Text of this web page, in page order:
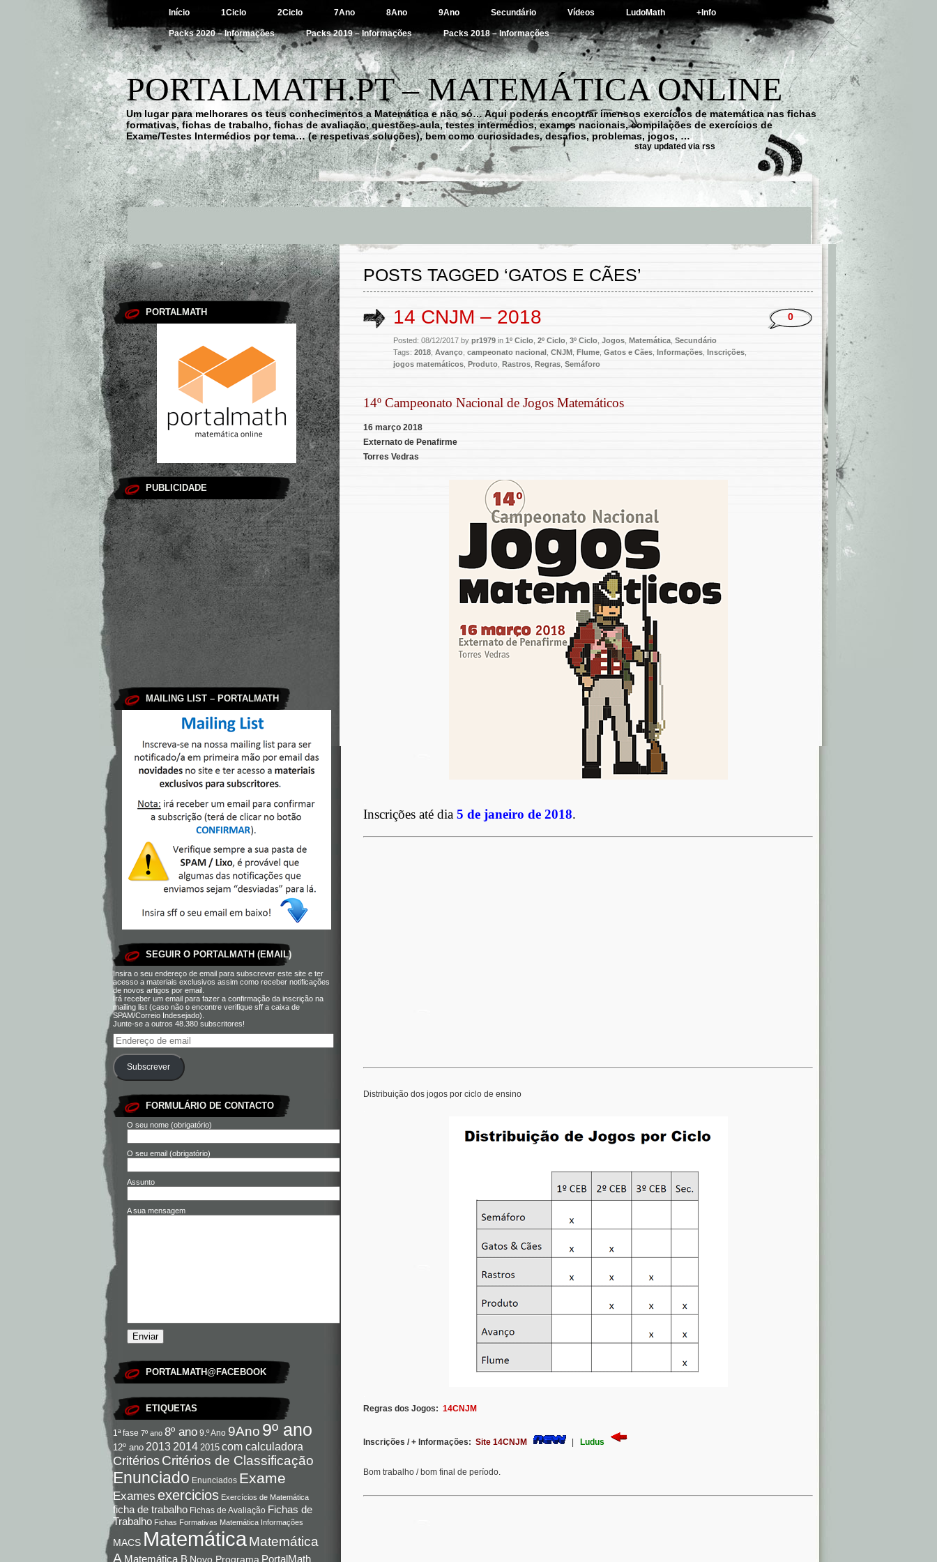
Início 1Ciclo 2Ciclo 7Ano 8Ano 9Ano Secundário Vídeos LudoMath +Info
Packs 2020 – Informações Packs 2019 – Informações Packs 2018 – Informações
PORTALMATH.PT – MATEMÁTICA ONLINE
Um lugar para melhorares os teus conhecimentos a Matemática e não só… Aqui poderás encontrar imensos exercícios de matemática nas fichas
formativas, fichas de trabalho, fichas de avaliação, questões-aula, testes intermédios, exames nacionais, compilações de exercícios de
Exame/Testes Intermédios por tema… (e respetivas soluções), bem como curiosidades, desafios, problemas, jogos, …
stay updated via rss
PORTALMATH
PUBLICIDADE
MAILING LIST – PORTALMATH
SEGUIR O PORTALMATH (EMAIL)
Insira o seu endereço de email para subscrever este site e ter
acesso a materiais exclusivos assim como receber notificações
de novos artigos por email.
Irá receber um email para fazer a confirmação da inscrição na
mailing list (caso não o encontre verifique sff a caixa de
SPAM/Correio Indesejado).
Junte-se a outros 48.380 subscritores!
Subscrever
FORMULÁRIO DE CONTACTO
O seu nome (obrigatório)
O seu email (obrigatório)
Assunto
A sua mensagem
PORTALMATH@FACEBOOK
ETIQUETAS
1ª fase 7º ano 8º ano 9.º Ano 9Ano 9º ano
12º ano 2013 2014 2015 com calculadora
Critérios Critérios de Classificação
Enunciado Enunciados Exame
Exames exercicios Exercícios de Matemática
ficha de trabalho Fichas de Avaliação Fichas de
Trabalho Fichas Formativas Matemática Informações
MACS Matemática Matemática
A Matemática B Novo Programa PortalMath
POSTS TAGGED ‘GATOS E CÃES’
14 CNJM – 2018
Posted: 08/12/2017 by pr1979 in 1º Ciclo 2º Ciclo 3º Ciclo Jogos Matemática Secundário
Tags: 2018 Avanço campeonato nacional CNJM Flume Gatos e Cães Informações Inscrições
jogos matemáticos Produto Rastros Regras Semáforo
0
14º Campeonato Nacional de Jogos Matemáticos
16 março 2018
Externato de Penafirme
Torres Vedras
Inscrições até dia 5 de janeiro de 2018.
Distribuição dos jogos por ciclo de ensino
Regras dos Jogos: 14CNJM
Inscrições / + Informações: Site 14CNJM Ludus
Bom trabalho / bom final de período.